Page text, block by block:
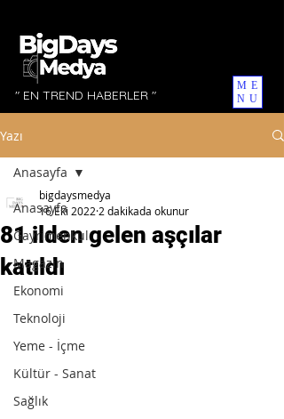
ME
NU
" EN TREND HABERLER "
Yazı
Anasayfa
Gayrimenkul
Magazin
Ekonomi
Teknoloji
Yeme - İçme
Kültür - Sanat
Sağlık
Anasayfa
81 ilden gelen aşçılar
katıldı
bigdaysmedya
16 Eki 2022 2 dakikada okunur